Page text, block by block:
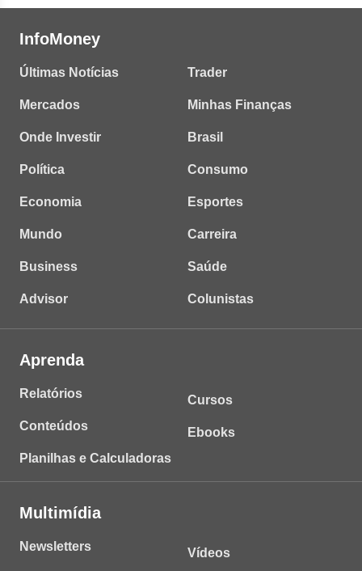
InfoMoney
Últimas Notícias
Mercados
Onde Investir
Política
Economia
Mundo
Business
Advisor
Trader
Minhas Finanças
Brasil
Consumo
Esportes
Carreira
Saúde
Colunistas
Aprenda
Relatórios
Conteúdos
Planilhas e Calculadoras
Cursos
Ebooks
Multimídia
Newsletters Vídeos